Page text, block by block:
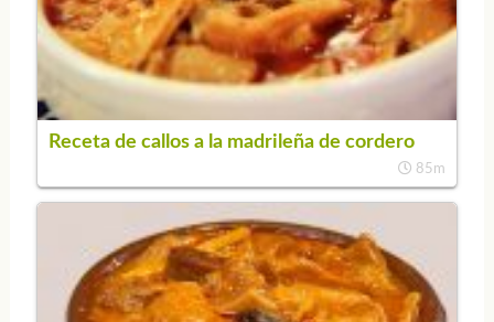
Receta de callos a la madrileña de cordero
85m